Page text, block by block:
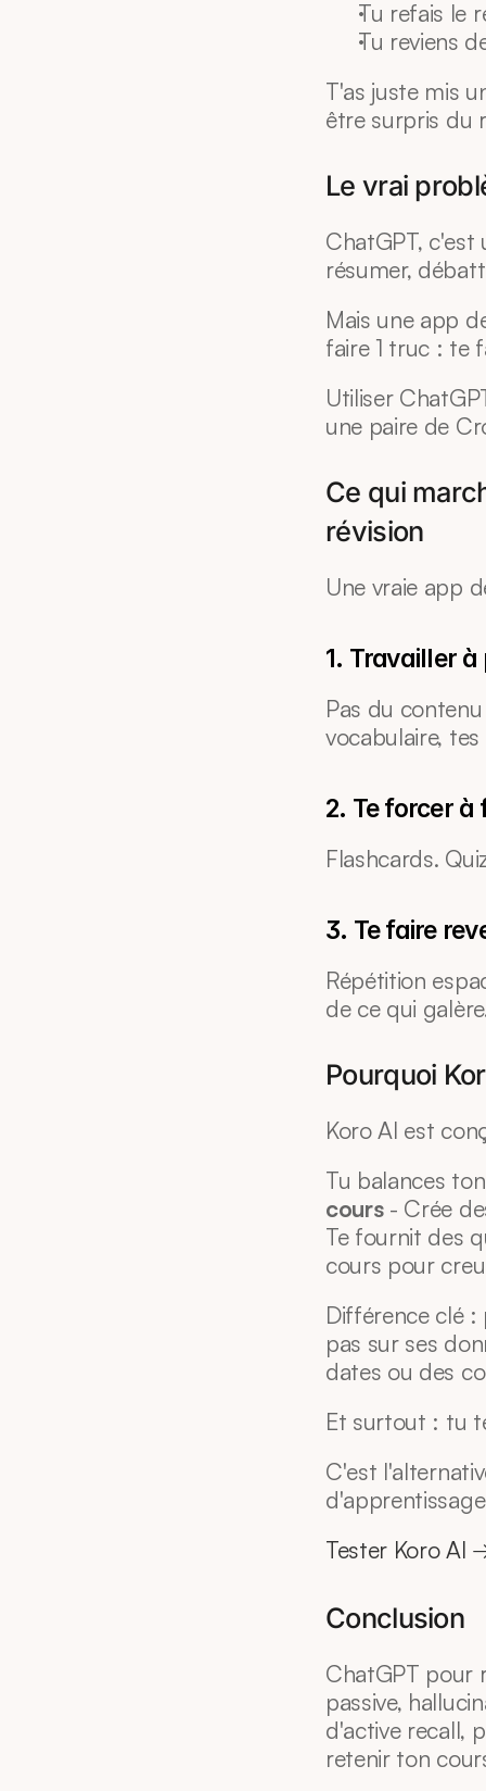
Tu refais le
Tu reviens
T'as juste mis
être surpris du
Le vrai
ChatGPT, c'est
résumer,
Mais une app
faire 1 truc : te
Utiliser
une paire de
Ce qui
révision
Une vraie app
1. Travailler
Pas du
vocabulaire,
2. Te forcer
Flashcards.
3. Te faire
Répétition
de ce qui
Pourquoi
Koro AI est
Tu balances
cours - Crée
Te fournit des
cours pour
Différence clé :
pas sur ses
dates ou des
Et surtout : tu
C'est
Tester Koro AI
Conclusion
ChatGPT pour
passive,
d'active recall,
retenir ton